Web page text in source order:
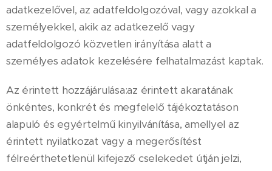
adatkezelővel, az adatfeldolgozóval, vagy azokkal a
személyekkel, akik az adatkezelő vagy
adatfeldolgozó közvetlen irányítása alatt a
személyes adatok kezelésére felhatalmazást kaptak.
Az érintett hozzájárulása:az érintett akaratának
önkéntes, konkrét és megfelelő tájékoztatáson
alapuló és egyértelmű kinyilvánítása, amellyel az
érintett nyilatkozat vagy a megerősítést
félreérthetetlenül kifejező cselekedet útján jelzi,